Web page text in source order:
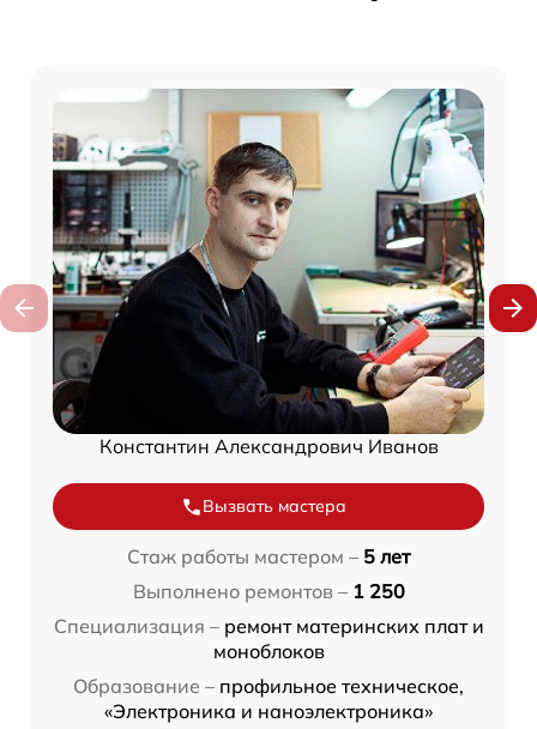
Константин Александрович Иванов
Вызвать мастера
Стаж работы мастером – 5 лет
Выполнено ремонтов – 1 250
Специализация – ремонт материнских плат и
моноблоков
Образование – профильное техническое,
«Электроника и наноэлектроника»